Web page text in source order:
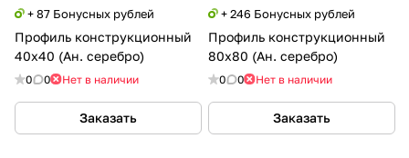
+ 87 Бонусных рублей
Профиль конструкционный
40х40 (Ан. серебро)
0 0 Нет в наличии
Заказать
+ 246 Бонусных рублей
Профиль конструкционный
80х80 (Ан. серебро)
0 0 Нет в наличии
Заказать